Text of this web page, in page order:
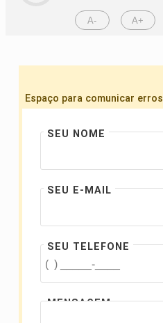
A- A+
Espaço para comunicar
SEU NOME
SEU E-MAIL
SEU TELEFONE
MENSAGEM